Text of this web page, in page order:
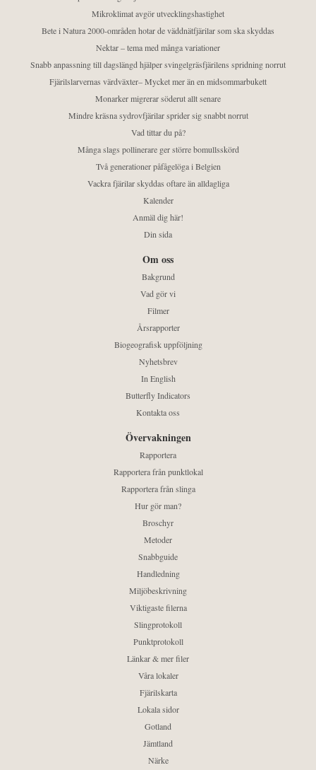
Mikroklimat avgör utvecklingshastighet
Bete i Natura 2000-områden hotar de väddnätfjärilar som ska skyddas
Nektar – tema med många variationer
Snabb anpassning till dagslängd hjälper svingelgräsfjärilens spridning norrut
Fjärilslarvernas värdväxter– Mycket mer än en midsommarbukett
Monarker migrerar söderut allt senare
Mindre kräsna sydrovfjärilar sprider sig snabbt norrut
Vad tittar du på?
Många slags pollinerare ger större bomullsskörd
Två generationer påfågelöga i Belgien
Vackra fjärilar skyddas oftare än alldagliga
Kalender
Anmäl dig här!
Din sida
Om oss
Bakgrund
Vad gör vi
Filmer
Årsrapporter
Biogeografisk uppföljning
Nyhetsbrev
In English
Butterfly Indicators
Kontakta oss
Övervakningen
Rapportera
Rapportera från punktlokal
Rapportera från slinga
Hur gör man?
Broschyr
Metoder
Snabbguide
Handledning
Miljöbeskrivning
Viktigaste filerna
Slingprotokoll
Punktprotokoll
Länkar & mer filer
Våra lokaler
Fjärilskarta
Lokala sidor
Gotland
Jämtland
Närke